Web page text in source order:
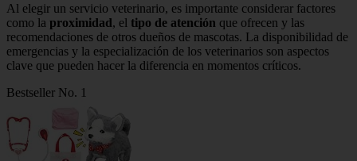
Al elegir un servicio veterinario, es importante considerar factores
como la proximidad, el tipo de atención que ofrecen y las
recomendaciones de otros dueños de mascotas. La disponibilidad de
emergencias y la especialización de los veterinarios son aspectos
clave que pueden hacer la diferencia en momentos críticos.
Bestseller No. 1